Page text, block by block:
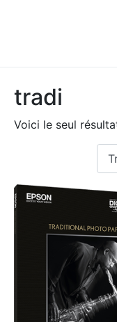
tradi
Voici le seul